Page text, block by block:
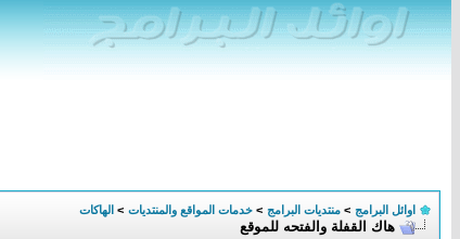
اوائل البرامج > منتديات البرامج > خدمات المواقع والمنتديات > الهاكات
هاك القفلة والفتحه للموقع